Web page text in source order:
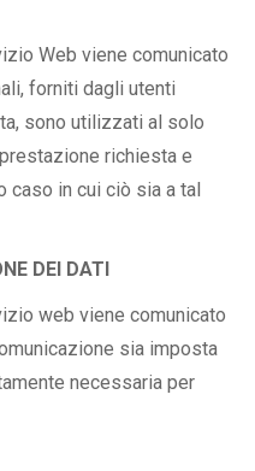
Web viene comunicato
forniti dagli utenti
sono utilizzati al solo
richiesta e
caso in cui ciò sia a tal
DEI DATI
web viene comunicato
sia imposta
necessaria per